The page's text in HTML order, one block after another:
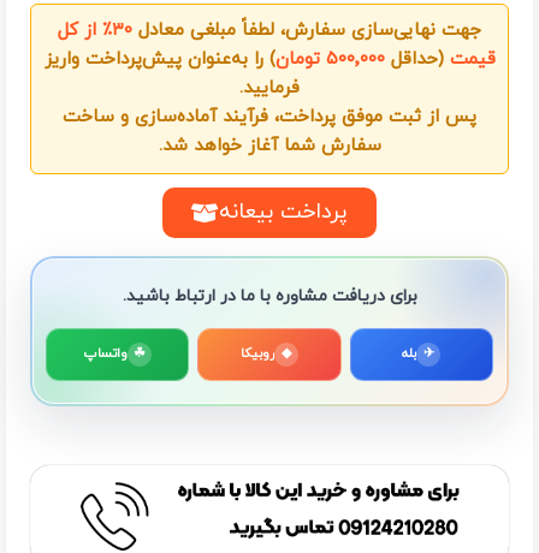
جهت نهایی‌سازی سفارش، لطفاً مبلغی معادل
۳۰٪ از کل
قیمت (حداقل۵۰۰٬۰۰۰ تومان
) را به‌عنوان پیش‌پرداخت واریز
فرمایید.
پس از ثبت موفق پرداخت، فرآیند آماده‌سازی و ساخت
سفارش شما آغاز خواهد شد.
پرداخت بیعانه
برای دریافت مشاوره با ما در ارتباط باشید.
✈ بله ◆ روبیکا ☘ واتساپ